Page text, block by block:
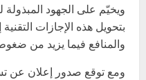
ويخيّم على الجهود
بتحويل هذه الإجازات
والمنافع فيما يزيد من
ومع توقع صدور إعلان عن